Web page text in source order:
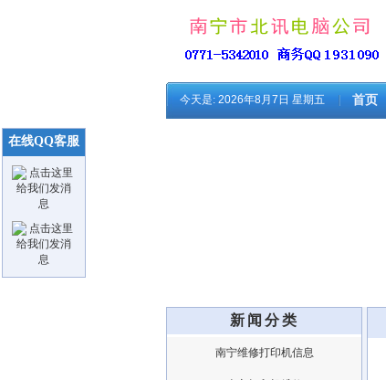
今天是: 2026年8月7日 星期五 首页
新闻分类
南宁维修打印机信息
在线QQ客服